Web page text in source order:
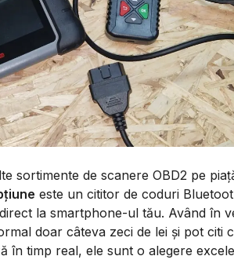
sortimente de scanere OBD2 pe
este un cititor de coduri
la smartphone-ul tău. Având în
doar câteva zeci de lei și pot citi
în timp real, ele sunt o alegere